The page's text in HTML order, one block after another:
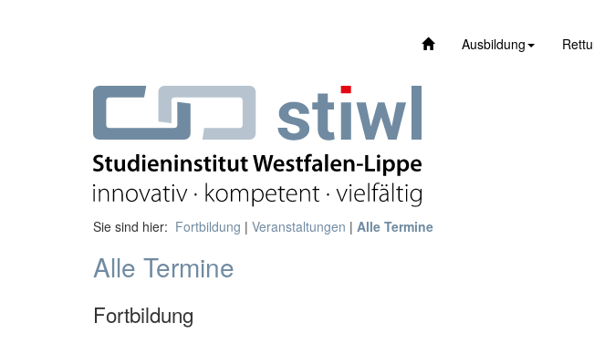
Ausbildung
Sie sind hier: Fortbildung | Veranstaltungen | Alle Termine
Alle Termine
Fortbildung